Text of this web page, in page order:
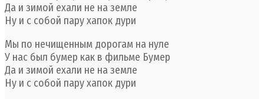
Да и зимой ехали не на земле
Ну и с собой пару хапок дури
Мы по нечищенным дорогам на нуле
У нас был бумер как в фильме Бумер
Да и зимой ехали не на земле
Ну и с собой пару хапок дури